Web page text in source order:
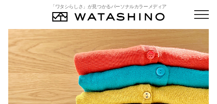
「ワタシらしさ」が見つかるパーソナルカラーメディア